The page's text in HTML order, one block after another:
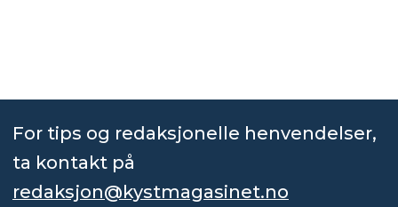
For tips og redaksjonelle henvendelser,
ta kontakt på
redaksjon@kystmagasinet.no